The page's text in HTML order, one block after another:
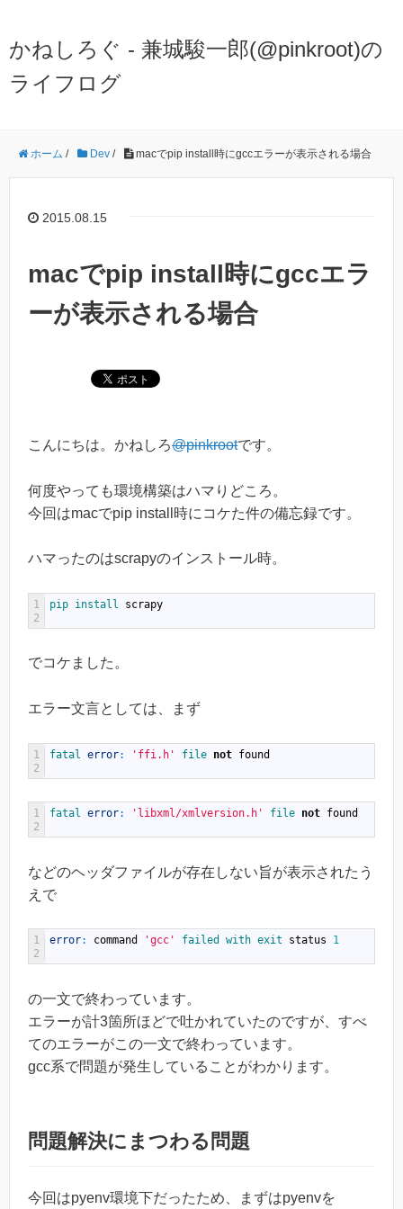
かねしろぐ - 兼城駿一郎(@pinkroot)の
ライフログ
ホーム / Dev / macでpip install時にgccエラーが表示される場合
2015.08.15
macでpip install時にgccエラ
ーが表示される場合
こんにちは。かねしろ@pinkrootです。
何度やっても環境構築はハマりどころ。
今回はmacでpip install時にコケた件の備忘録です。
ハマったのはscrapyのインストール時。
1
2
pip install scrapy
でコケました。
エラー文言としては、まず
1
2
fatal error: 'ffi.h' file not found
1
2
fatal error: 'libxml/xmlversion.h' file not found
などのヘッダファイルが存在しない旨が表示されたう
えで
1
2
error: command 'gcc' failed with exit status 1
の一文で終わっています。
エラーが計3箇所ほどで吐かれていたのですが、すべ
てのエラーがこの一文で終わっています。
gcc系で問題が発生していることがわかります。
問題解決にまつわる問題
今回はpyenv環境下だったため、まずはpyenvを